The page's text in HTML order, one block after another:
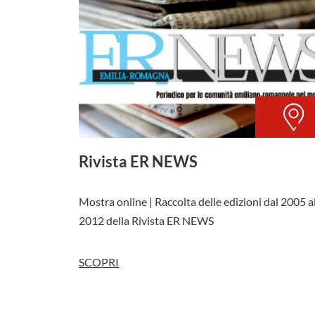
Rivista ER NEWS
Mostra online | Raccolta delle edizioni dal 2005
2012 della Rivista ER NEWS
SCOPRI